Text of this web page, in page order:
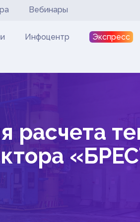
Вебинары
Инфоцентр Экспресс
812 123 45 67
расчета